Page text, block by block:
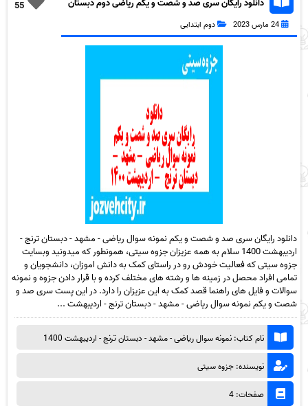
55
دانلود رایگان سری صد و شصت و یکم ریاضی دوم دبستان
24 مارس 2023 دوم ابتدایی
دانلود رایگان سری صد و شصت و یکم نمونه سوال ریاضی - مشهد - دبستان ترنج -
اردیبهشت 1400 سلام به همه عزیزان جزوه سیتی، همونطور که میدونید وبسایت
جزوه سیتی که فعالیت خودش رو در راستای کمک به دانش اموزان، دانشجویان و
تمامی افراد محصل در زمینه ها و رشته های مختلف کرده و با قرار دادن جزوه و نمونه
سوالات و فایل های راهنما قصد کمک به این عزیزان را دارد. در این پست سری صد و
شصت و یکم نمونه سوال ریاضی - مشهد - دبستان ترنج - اردیبهشت ...
نام کتاب: نمونه سوال ریاضی - مشهد - دبستان ترنج - اردیبهشت 1400
نویسنده: جزوه سیتی
صفحات: 4